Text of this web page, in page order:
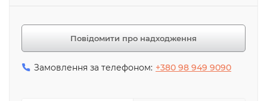
Повідомити про надходження
Замовлення за телефоном: +380 98 949 9090